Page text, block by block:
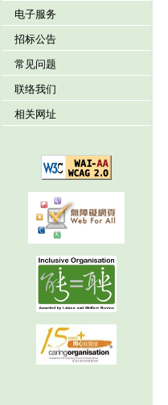
电子服务
招标公告
常见问题
联络我们
相关网址